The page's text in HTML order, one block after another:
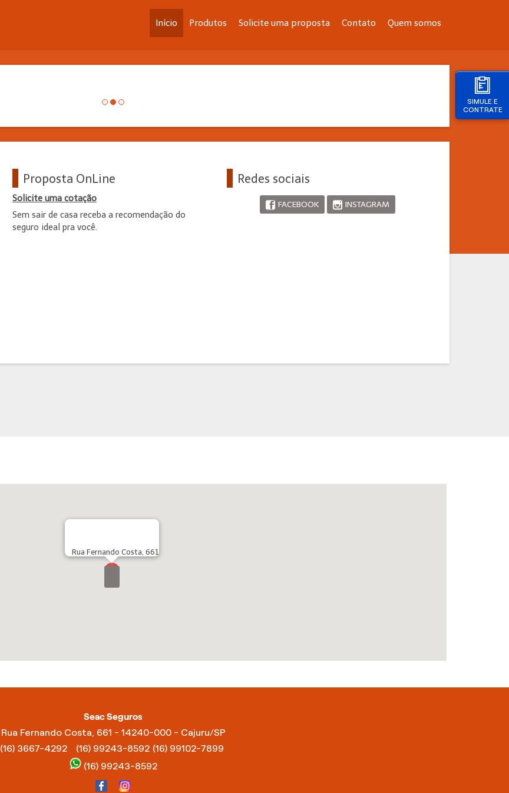
SIMULE E
CONTRATE
Início Produtos Solicite uma proposta Contato Quem somos
Proposta OnLine
Solicite uma cotação
Sem sair de casa receba a recomendação do
seguro ideal pra você.
Redes sociais
FACEBOOK INSTAGRAM
Rua Fernando Costa, 661
Seac Seguros
Rua Fernando Costa, 661 - 14240-000 - Cajuru/SP
(16) 3667-4292
(16) 99243-8592 (16) 99102-7899
(16) 99243-8592